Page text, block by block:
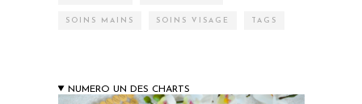
SOINS MAINS SOINS VISAGE TAGS
NUMERO UN DES CHARTS